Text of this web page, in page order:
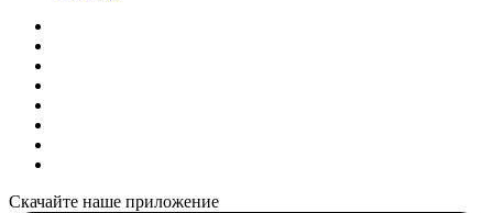
Скачайте наше приложение